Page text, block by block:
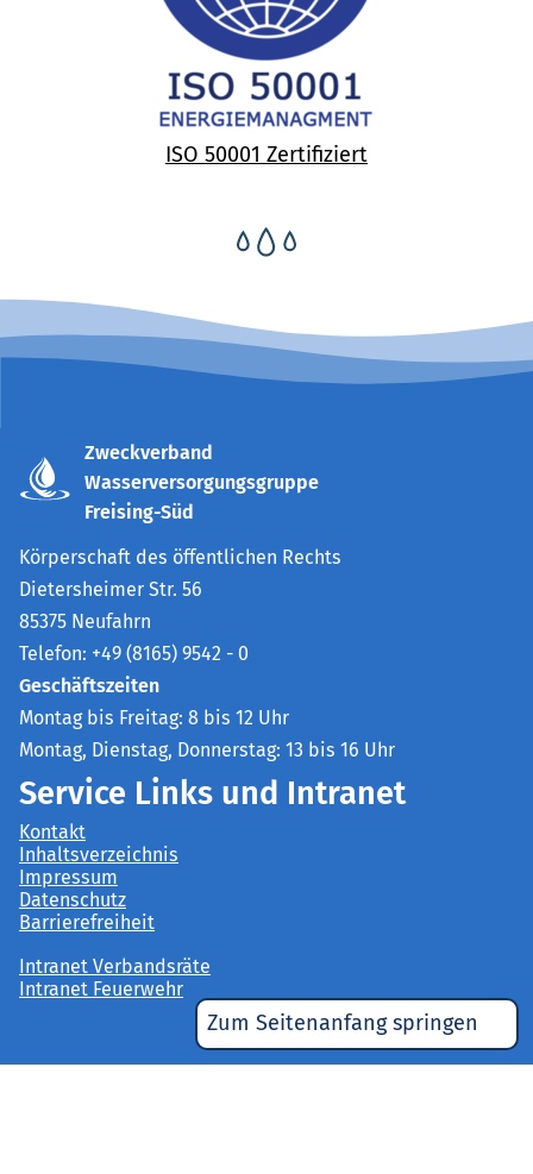
ISO 50001 Zertifiziert
Zum Seitenanfang springen
Zweckverband
Wasserversorgungsgruppe
Freising-Süd
Körperschaft des öffentlichen Rechts
Dietersheimer Str. 56
85375 Neufahrn
Telefon: +49 (8165) 9542 - 0
Geschäftszeiten
Montag bis Freitag: 8 bis 12 Uhr
Montag, Dienstag, Donnerstag: 13 bis 16 Uhr
Service Links und Intranet
Kontakt
Inhaltsverzeichnis
Impressum
Datenschutz
Barrierefreiheit
Intranet Verbandsräte
Intranet Feuerwehr